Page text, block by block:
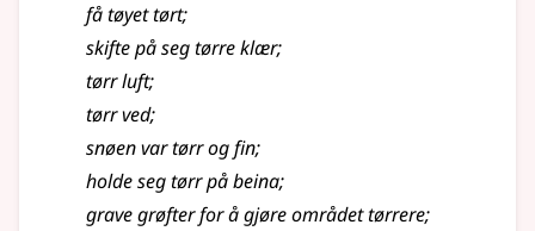
få tøyet tørt;
skifte på seg tørre klær;
tørr luft;
tørr ved;
snøen var tørr og fin;
holde seg tørr på beina;
grave grøfter for å gjøre området tørrere;